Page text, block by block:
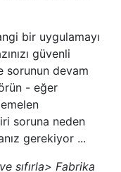
bir uygulamayı
güvenli
sorunun devam
- eğer
soruna neden
gerekiyor ...
sıfırla> Fabrika